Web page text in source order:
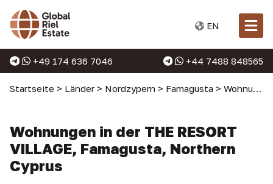
EN
+49 174 636 7046 +44 7488 848565
Startseite > Länder > Nordzypern > Famagusta > Wohnungen in Famagusta
Wohnungen in der THE RESORT
VILLAGE, Famagusta, Northern
Cyprus